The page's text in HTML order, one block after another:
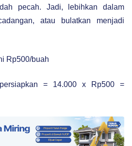
pecah. Jadi, lebihkan dalam
atau bulatkan menjadi
Rp500/buah
= 14.000 x Rp500 =